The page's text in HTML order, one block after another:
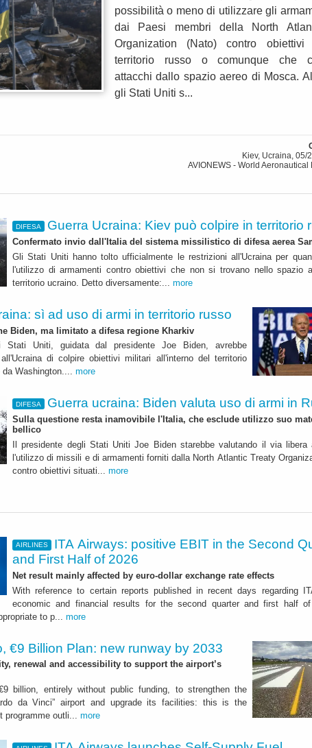
possibilità o meno di utilizzare gli
dai Paesi membri della North
Organization (Nato) contro
territorio russo o comunque che
attacchi dallo spazio aereo di Mosca.
gli Stati Uniti s...
Kiev, Ucraina, 05/
AVIONEWS - World Aeronautical
DIFESA Guerra Ucraina: Kiev può colpire in territorio
Confermato invio dall'Italia del sistema missilistico di difesa aerea
Gli Stati Uniti hanno tolto ufficialmente le restrizioni all'Ucraina per
l'utilizzo di armamenti contro obiettivi che non si trovano nello spazio
territorio ucraino. Detto diversamente:... more
sì ad uso di armi in territorio russo
Biden, ma limitato a difesa regione Kharkiv
Stati Uniti, guidata dal presidente Joe Biden, avrebbe
di colpire obiettivi militari all'interno del territorio
Washington.... more
DIFESA Guerra ucraina: Biden valuta uso di armi in
Sulla questione resta inamovibile l'Italia, che esclude utilizzo suo
bellico
Il presidente degli Stati Uniti Joe Biden starebbe valutando il via
l'utilizzo di missili e di armamenti forniti dalla North Atlantic Treaty
contro obiettivi situati... more
AIRLINES
ITA Airways: positive EBIT in the Second
and First Half of 2026
Net result mainly affected by euro-dollar exchange rate effects
With reference to certain reports published in recent days regarding
economic and financial results for the second quarter and first half
to p... more
€9 Billion Plan: new runway by 2033
renewal and accessibility to support the airport’s
billion, entirely without public funding, to strengthen the
da Vinci” airport and upgrade its facilities: this is the
programme outli... more